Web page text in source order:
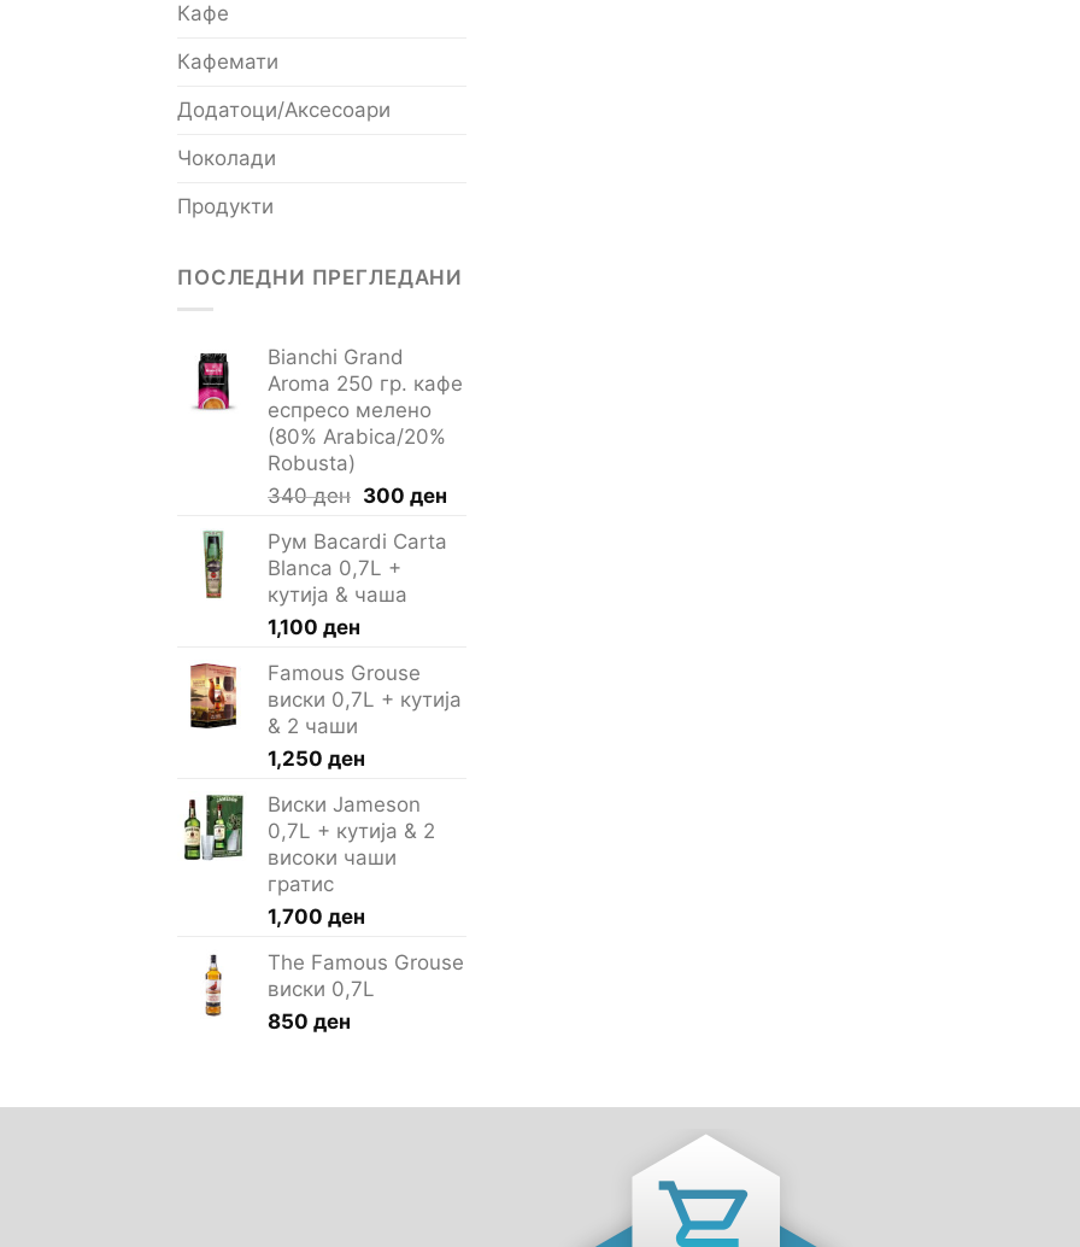
Кафе
Кафемати
Додатоци/Аксесоари
Чоколади
Продукти
ПОСЛЕДНИ ПРЕГЛЕДАНИ
Bianchi Grand
Aroma 250 гр. кафе
еспресо мелено
(80% Arabica/20%
Robusta)
340ден Original
was:
340 ден.
300ден
Рум Bacardi Carta
Blanca 0,7L +
кутија & чаша
1,100 ден
Famous Grouse
виски 0,7L + кутија
& 2 чаши
1,250 ден
Виски Jameson
0,7L + кутија & 2
високи чаши
гратис
1,700 ден
The Famous Grouse
виски 0,7L
850 ден